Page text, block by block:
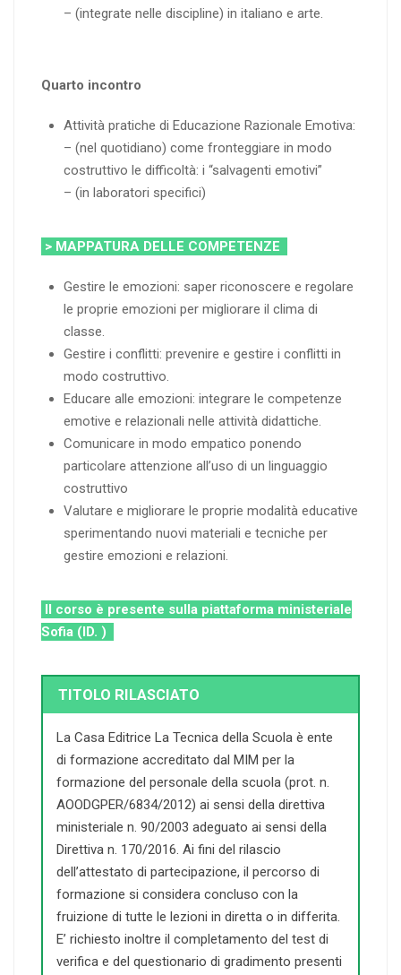
– (integrate nelle discipline) in italiano e arte.
Quarto incontro
Attività pratiche di Educazione Razionale Emotiva:
– (nel quotidiano) come fronteggiare in modo
costruttivo le difficoltà: i “salvagenti emotivi”
– (in laboratori specifici)
> MAPPATURA DELLE COMPETENZE
Gestire le emozioni: saper riconoscere e regolare
le proprie emozioni per migliorare il clima di
classe.
Gestire i conflitti: prevenire e gestire i conflitti in
modo costruttivo.
Educare alle emozioni: integrare le competenze
emotive e relazionali nelle attività didattiche.
Comunicare in modo empatico ponendo
particolare attenzione all’uso di un linguaggio
costruttivo
Valutare e migliorare le proprie modalità educative
sperimentando nuovi materiali e tecniche per
gestire emozioni e relazioni.
Il corso è presente sulla piattaforma ministeriale
Sofia (ID. )
TITOLO RILASCIATO
La Casa Editrice La Tecnica della Scuola è ente
di formazione accreditato dal MIM per la
formazione del personale della scuola (prot. n.
AOODGPER/6834/2012) ai sensi della direttiva
ministeriale n. 90/2003 adeguato ai sensi della
Direttiva n. 170/2016. Ai fini del rilascio
dell’attestato di partecipazione, il percorso di
formazione si considera concluso con la
fruizione di tutte le lezioni in diretta o in differita.
E’ richiesto inoltre il completamento del test di
verifica e del questionario di gradimento presenti